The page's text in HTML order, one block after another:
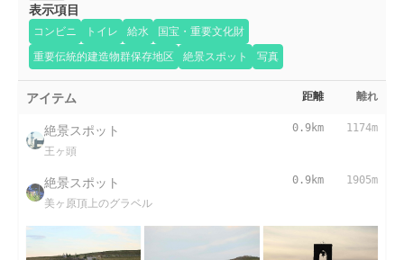
表示項目
コンビニ トイレ 給水
国宝・重要文化財
重要伝統的建造物群保存地区
絶景スポット 写真
アイテム 距離 離れ
絶景スポット
王ヶ頭
0.9km 1174m
絶景スポット
美ヶ原頂上のグラベル
0.9km 1905m